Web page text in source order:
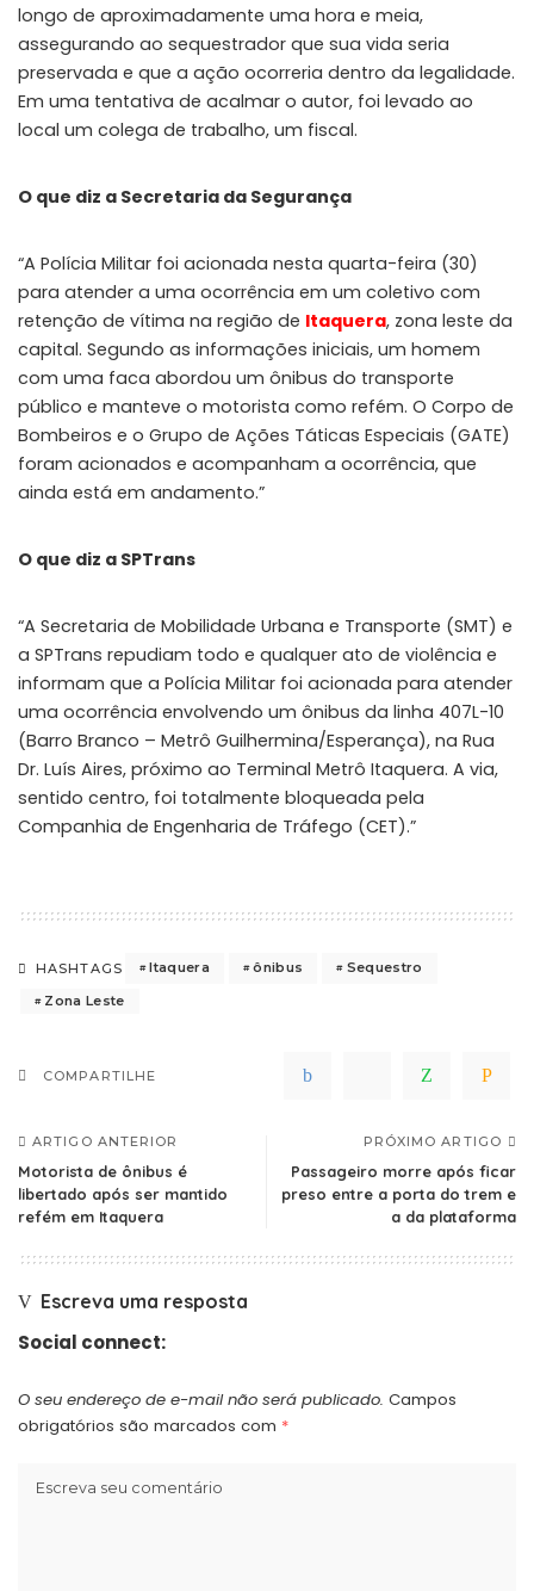
longo de aproximadamente uma hora e meia,
assegurando ao sequestrador que sua vida seria
preservada e que a ação ocorreria dentro da legalidade.
Em uma tentativa de acalmar o autor, foi levado ao
local um colega de trabalho, um fiscal.
O que diz a Secretaria da Segurança
“A Polícia Militar foi acionada nesta quarta-feira (30)
para atender a uma ocorrência em um coletivo com
retenção de vítima na região de Itaquera, zona leste da
capital. Segundo as informações iniciais, um homem
com uma faca abordou um ônibus do transporte
público e manteve o motorista como refém. O Corpo de
Bombeiros e o Grupo de Ações Táticas Especiais (GATE)
foram acionados e acompanham a ocorrência, que
ainda está em andamento.”
O que diz a SPTrans
“A Secretaria de Mobilidade Urbana e Transporte (SMT) e
a SPTrans repudiam todo e qualquer ato de violência e
informam que a Polícia Militar foi acionada para atender
uma ocorrência envolvendo um ônibus da linha 407L-10
(Barro Branco – Metrô Guilhermina/Esperança), na Rua
Dr. Luís Aires, próximo ao Terminal Metrô Itaquera. A via,
sentido centro, foi totalmente bloqueada pela
Companhia de Engenharia de Tráfego (CET).”
HASHTAGS Itaquera ônibus
Sequestro
Zona Leste
COMPARTILHE
ARTIGO ANTERIOR
Motorista de ônibus é
libertado após ser mantido
refém em Itaquera
PRÓXIMO ARTIGO
Passageiro morre após ficar
preso entre a porta do trem e
a da plataforma
Escreva uma resposta
Social connect:
O seu endereço de e-mail não será publicado. Campos
obrigatórios são marcados com *